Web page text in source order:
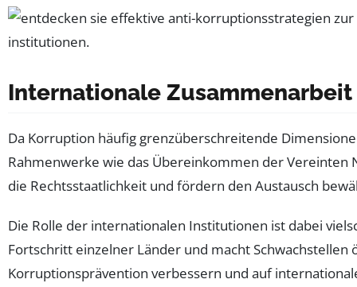
Internationale
Da Korruption häufig grenzüberschreitende
Rahmenwerke wie das Übereinkommen der Vereinten
die Rechtsstaatlichkeit und fördern den Austausch
Die Rolle der internationalen Institutionen ist dabei
Fortschritt einzelner Länder und macht
Korruptionsprävention verbessern und auf